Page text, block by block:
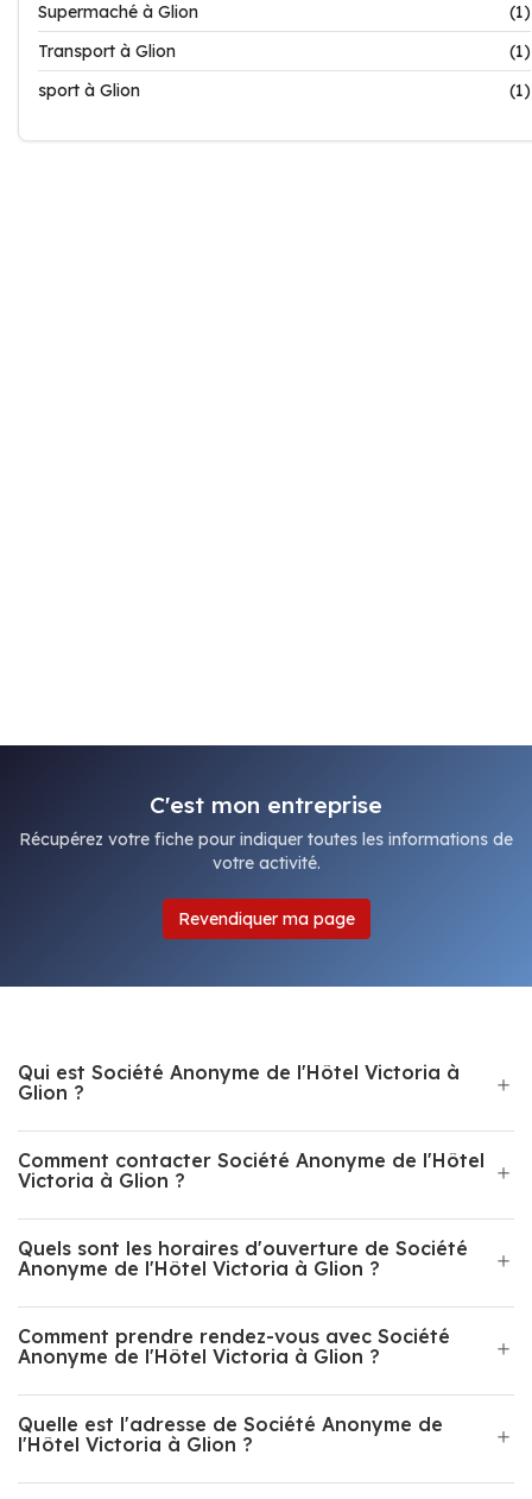
Supermaché à Glion
(1)
Transport à Glion
(1)
sport à Glion
(1)
C'est mon entreprise
Récupérez votre fiche pour indiquer toutes les informations de
votre activité.
Revendiquer ma page
Qui est Société Anonyme de l'Hôtel Victoria à
Glion ?
Comment contacter Société Anonyme de l'Hôtel
Victoria à Glion ?
Quels sont les horaires d'ouverture de Société
Anonyme de l'Hôtel Victoria à Glion ?
Comment prendre rendez-vous avec Société
Anonyme de l'Hôtel Victoria à Glion ?
Quelle est l'adresse de Société Anonyme de
l'Hôtel Victoria à Glion ?